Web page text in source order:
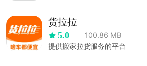
货拉拉
5.0
100.86 MB
提供搬家拉货服务的平台